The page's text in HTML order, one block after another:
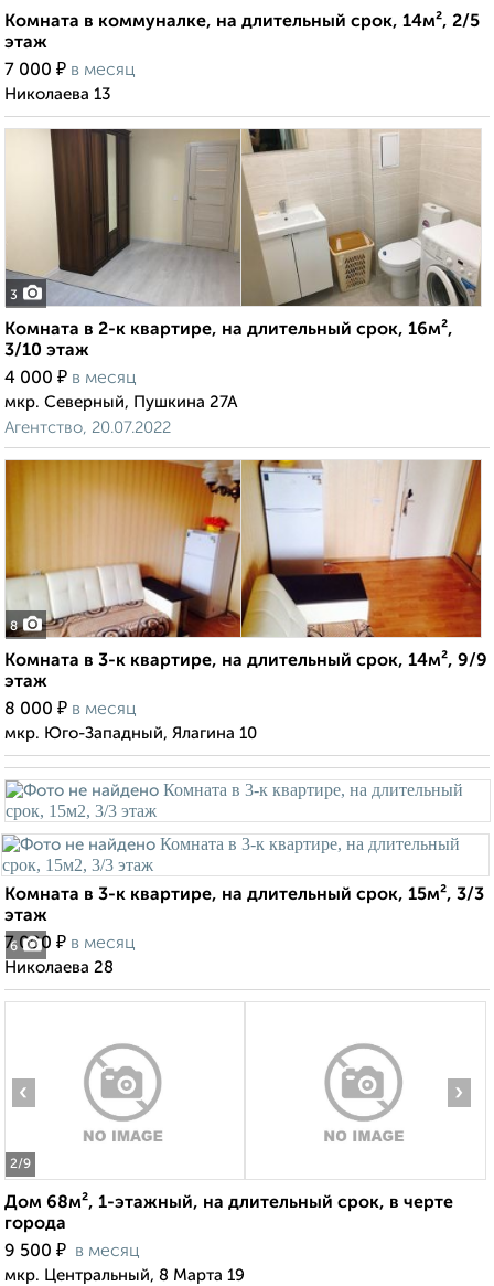
Комната в коммуналке, на длительный срок, 14м², 2/5
этаж
7 000 ₽ в месяц
Николаева 13
3
Комната в 2-к квартире, на длительный срок, 16м²,
3/10 этаж
4 000 ₽ в месяц
мкр. Северный, Пушкина 27А
Агентство, 20.07.2022
8
Комната в 3-к квартире, на длительный срок, 14м², 9/9
этаж
8 000 ₽ в месяц
мкр. Юго-Западный, Ялагина 10
6
Комната в 3-к квартире, на длительный срок, 15м², 3/3
этаж
7 000 ₽ в месяц
Николаева 28
2/9
‹ ›
Дом 68м², 1-этажный, на длительный срок, в черте
города
9 500 ₽ в месяц
мкр. Центральный, 8 Марта 19